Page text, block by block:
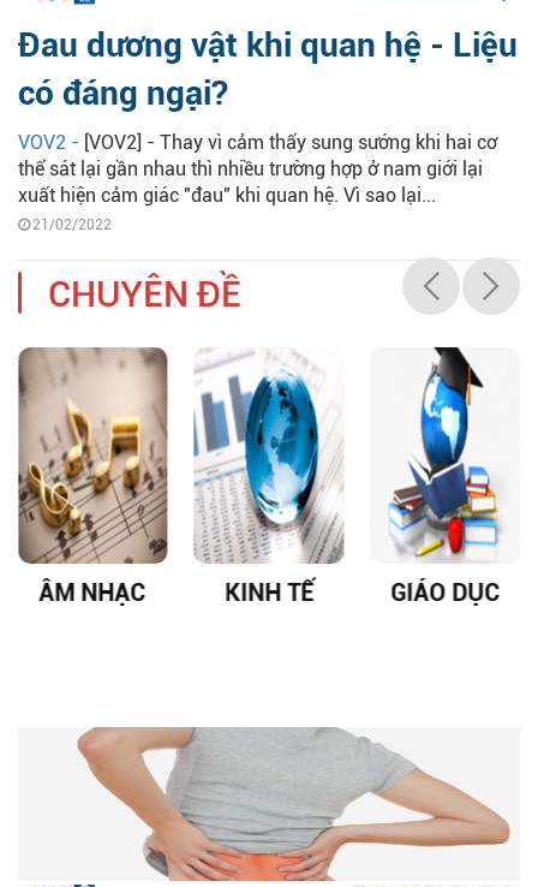
Đau dương vật khi quan hệ - Liệu
có đáng ngại?
VOV2 - [VOV2] - Thay vì cảm thấy sung sướng khi hai cơ
thể sát lại gần nhau thì nhiều trường hợp ở nam giới lại
xuất hiện cảm giác "đau" khi quan hệ. Vì sao lại...
21/02/2022
CHUYÊN ĐỀ
ÂM NHẠC KINH TẾ GIÁO DỤC